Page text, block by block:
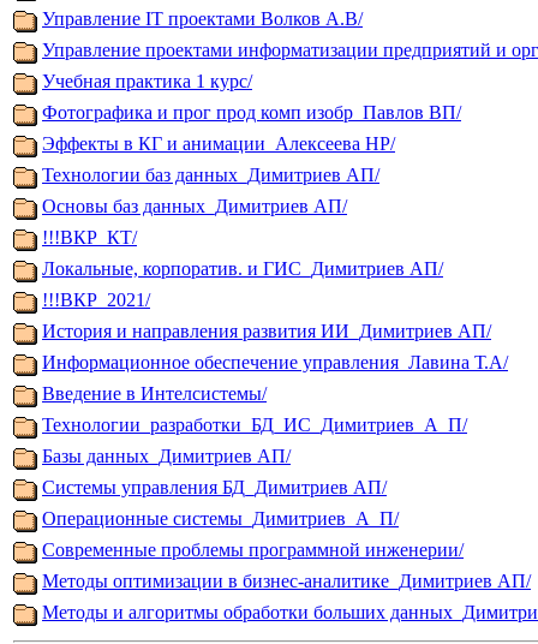
Управление IT проектами Волков А.В/
Управление проектами информатизации предприятий и
Учебная практика 1 курс/
Фотографика и прог прод комп изобр_Павлов ВП/
Эффекты в КГ и анимации_Алексеева НР/
Технологии баз данных_Димитриев АП/
Основы баз данных_Димитриев АП/
!!!ВКР_КТ/
Локальные, корпоратив. и ГИС_Димитриев АП/
!!!ВКР_2021/
История и направления развития ИИ_Димитриев АП/
Информационное обеспечение управления_Лавина Т.А/
Введение в Интелсистемы/
Технологии_разработки_БД_ИС_Димитриев_А_П/
Базы данных_Димитриев АП/
Системы управления БД_Димитриев АП/
Операционные системы_Димитриев_А_П/
Современные проблемы программной инженерии/
Методы оптимизации в бизнес-аналитике_Димитриев АП/
Методы и алгоритмы обработки больших